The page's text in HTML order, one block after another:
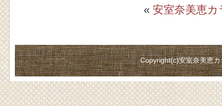
« 安室奈美恵
Copyright(c)安室奈美恵